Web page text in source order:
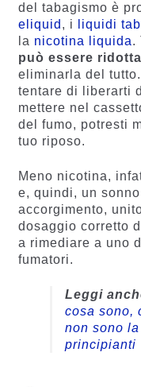
del tabagismo è
eliquid , i liquidi
la nicotina liquida.
può essere
eliminarla del
tentare di liberarti
mettere nel
del fumo, potresti
tuo riposo.
Meno nicotina,
e, quindi, un
accorgimento,
dosaggio corretto
a rimediare a uno
fumatori.
Leggi
cosa sono,
non sono
principianti